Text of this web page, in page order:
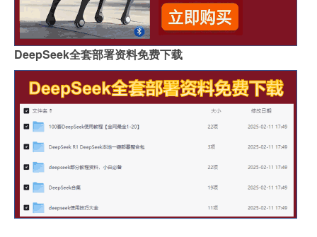
DeepSeek全套部署资料免费下载